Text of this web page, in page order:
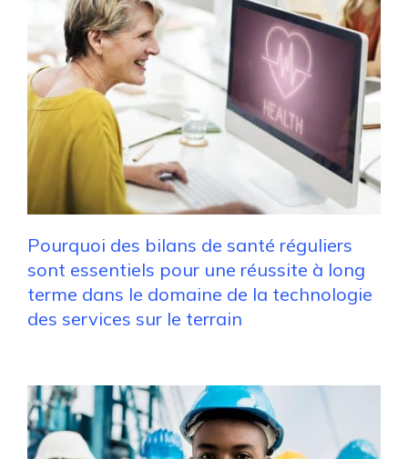
Pourquoi des bilans de santé réguliers
sont essentiels pour une réussite à long
terme dans le domaine de la technologie
des services sur le terrain